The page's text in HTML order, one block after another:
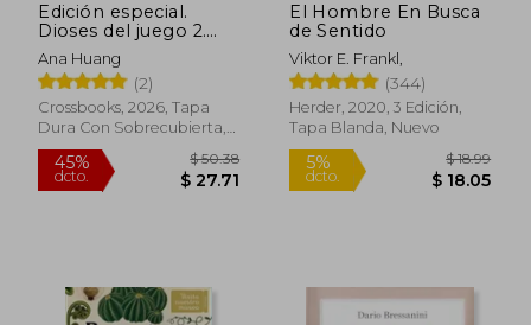
15%
dcto.
45%
dcto.
Edición especial.
Dioses del juego 2.
The Defender
Ana Huang
(2)
Crossbooks, 2026, Tapa
Dura Con Sobrecubierta,
Nuevo
El Hombre En Busca
de Sentido
Viktor E. Frankl,
(344)
Herder, 2020, 3 Edición,
Tapa Blanda, Nuevo